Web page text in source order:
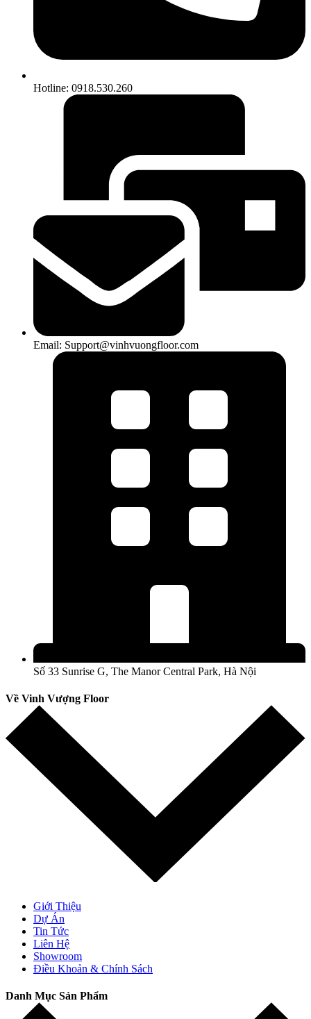
Hotline: 0918.530.260
Email: Support@vinhvuongfloor.com
Số 33 Sunrise G, The Manor Central Park, Hà Nội
Về Vinh Vượng Floor
Giới Thiệu
Dự Án
Tin Tức
Liên Hệ
Showroom
Điều Khoản & Chính Sách
Danh Mục Sản Phẩm